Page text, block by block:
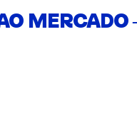
MERCADO